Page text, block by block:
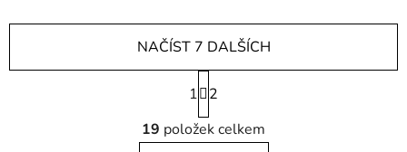
O
v
NAČÍST 7 DALŠÍCH
S
t
r
á
n
1
2
19 položek celkem